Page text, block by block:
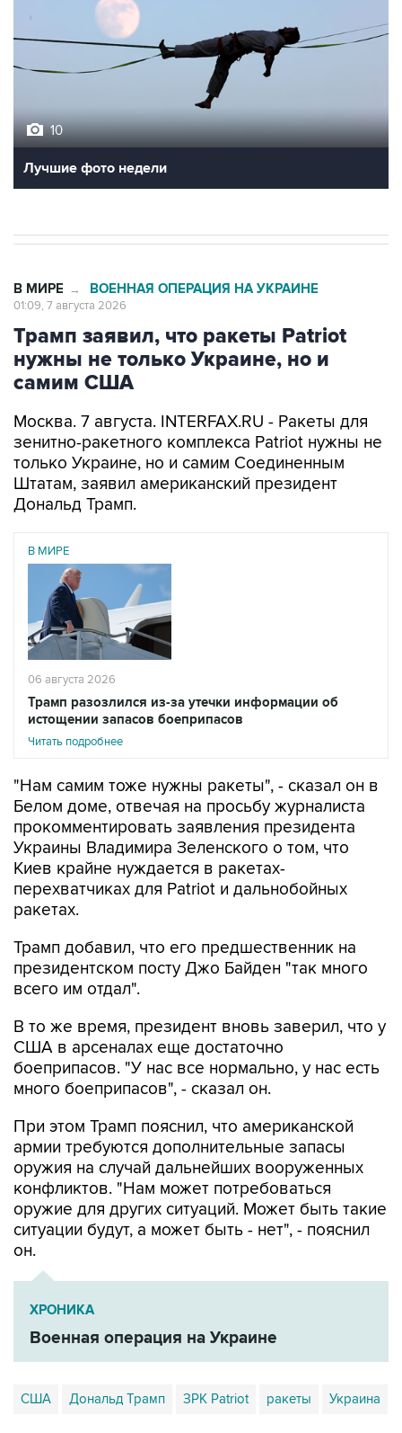
10
Лучшие фото недели
В МИРЕ → ВОЕННАЯ ОПЕРАЦИЯ НА УКРАИНЕ
01:09, 7 августа 2026
Трамп заявил, что ракеты Patriot
нужны не только Украине, но и
самим США
Москва. 7 августа. INTERFAX.RU - Ракеты для
зенитно-ракетного комплекса Patriot нужны не
только Украине, но и самим Соединенным
Штатам, заявил американский президент
Дональд Трамп.
В МИРЕ
06 августа 2026
Трамп разозлился из-за утечки информации об
истощении запасов боеприпасов
Читать подробнее
"Нам самим тоже нужны ракеты", - сказал он в
Белом доме, отвечая на просьбу журналиста
прокомментировать заявления президента
Украины Владимира Зеленского о том, что
Киев крайне нуждается в ракетах-
перехватчиках для Patriot и дальнобойных
ракетах.
Трамп добавил, что его предшественник на
президентском посту Джо Байден "так много
всего им отдал".
В то же время, президент вновь заверил, что у
США в арсеналах еще достаточно
боеприпасов. "У нас все нормально, у нас есть
много боеприпасов", - сказал он.
При этом Трамп пояснил, что американской
армии требуются дополнительные запасы
оружия на случай дальнейших вооруженных
конфликтов. "Нам может потребоваться
оружие для других ситуаций. Может быть такие
ситуации будут, а может быть - нет", - пояснил
он.
ХРОНИКА
Военная операция на Украине
США Дональд Трамп ЗРК Patriot ракеты Украина